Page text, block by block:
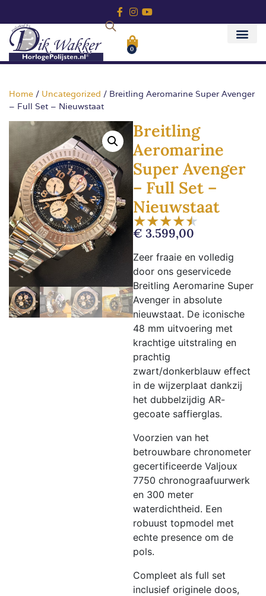
0
Home / Uncategorized / Breitling Aeromarine Super Avenger
– Full Set – Nieuwstaat
Breitling
Aeromarine
Super Avenger
– Full Set –
Nieuwstaat
★★★★★
€ 3.599,00
Zeer fraaie en volledig
door ons geservicede
Breitling Aeromarine Super
Avenger in absolute
nieuwstaat. De iconische
48 mm uitvoering met
krachtige uitstraling en
prachtig
zwart/donkerblauw effect
in de wijzerplaat dankzij
het dubbelzijdig AR-
gecoate saffierglas.
Voorzien van het
betrouwbare chronometer
gecertificeerde Valjoux
7750 chronograafuurwerk
en 300 meter
waterdichtheid. Een
robuust topmodel met
echte presence om de
pols.
Compleet als full set
inclusief originele doos,